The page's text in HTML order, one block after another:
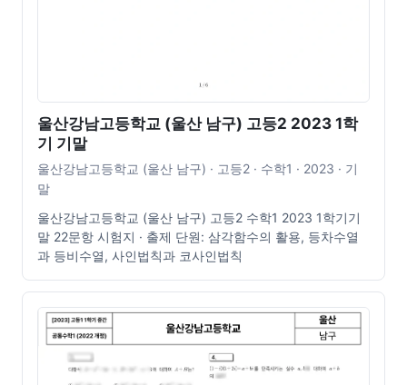
울산강남고등학교 (울산 남구) 고등2 2023 1학
기 기말
울산강남고등학교 (울산 남구) · 고등2 · 수학1 · 2023 · 기
말
울산강남고등학교 (울산 남구) 고등2 수학1 2023 1학기기
말 22문항 시험지 · 출제 단원: 삼각함수의 활용, 등차수열
과 등비수열, 사인법칙과 코사인법칙